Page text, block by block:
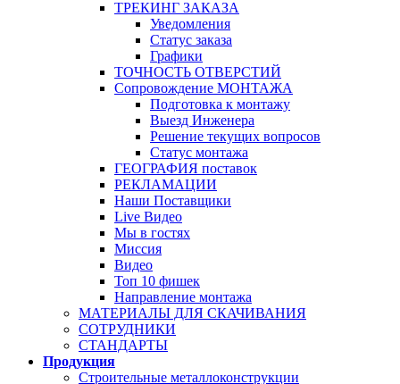
ТРЕКИНГ ЗАКАЗА
Уведомления
Статус заказа
Графики
ТОЧНОСТЬ ОТВЕРСТИЙ
Сопровождение МОНТАЖА
Подготовка к монтажу
Выезд Инженера
Решение текущих вопросов
Статус монтажа
ГЕОГРАФИЯ поставок
РЕКЛАМАЦИИ
Наши Поставщики
Live Видео
Мы в гостях
Миссия
Видео
Топ 10 фишек
Направление монтажа
МАТЕРИАЛЫ ДЛЯ СКАЧИВАНИЯ
СОТРУДНИКИ
СТАНДАРТЫ
Продукция
Строительные металлоконструкции